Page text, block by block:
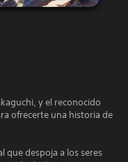
y el reconocido
ofrecerte una historia de
que despoja a los seres